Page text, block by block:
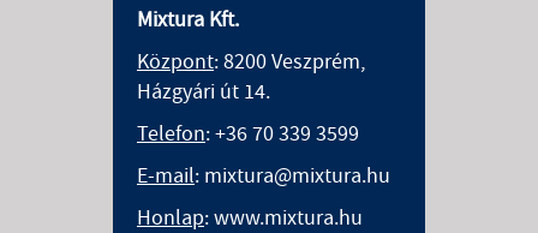
Mixtura Kft.
Központ: 8200 Veszprém,
Házgyári út 14.
Telefon:+36 70 339 3599
E-mail: mixtura@mixtura.hu
Honlap: www.mixtura.hu